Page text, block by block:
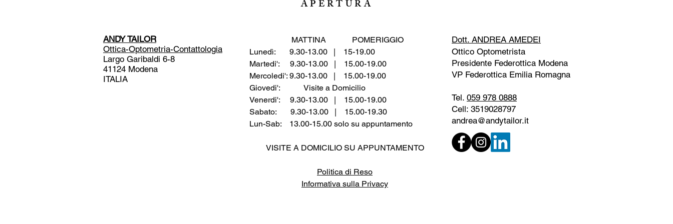
ANDY TAILOR
Ottica-Optometria-Contattologia
Largo Garibaldi 6-8
41124 Modena
ITALIA
APERTURA
MATTINA POMERIGGIO
Lunedì: 9.30-13.00 |
15-19.00
Martedi': 9.30-13.00 | 15.00-19.00
Mercoledi': 9.30-13.00 | 15.00-19.00
Giovedi': Visite a Domicilio
Venerdi': 9.30-13.00 | 15.00-19.00
Sabato: 9.30-13.00 | 15.00-19.30
Lun-Sab: 13.00-15.00 solo su appuntamento
VISITE A DOMICILIO SU APPUNTAMENTO
​Politica di Reso
Informativa sulla Privacy
Dott. ANDREA AMEDEI
Ottico Optometrista
Presidente Federottica Modena
VP Federottica Emilia Romagna
Tel. 059 978 0888
Cell: 3519028797
andrea@andytailor.it